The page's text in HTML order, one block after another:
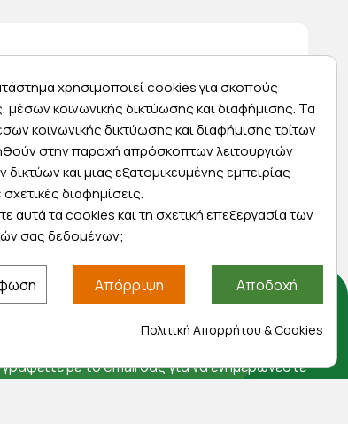
Express αποστολές
Κάντε σήμερα την παραγγελία σας και
παραλάβετε αύριο στην πόρτα σας
Αποκλειστικές προσφορές
με το email σας για να ενημερώνεστε
χρησιμοποιεί cookies για σκοπούς
κοινωνικής δικτύωσης και διαφήμισης. Τα
κοινωνικής δικτύωσης και διαφήμισης τρίτων
στην παροχή απρόσκοπτων λειτουργιών
δικτύων και μιας εξατομικευμένης εμπειρίας
διαφημίσεις.
αυτά τα cookies και τη σχετική επεξεργασία των
σας δεδομένων;
Απόρριψη Αποδοχή
Πολιτική Απορρήτου & Cookies